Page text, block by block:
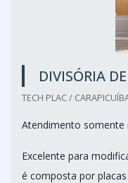
DIVISÓRIA
TECH PLAC /
Atendimento somente
Excelente para
é composta por